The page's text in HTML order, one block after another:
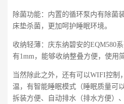
除菌功能：内置的循环泵内有除菌
床垫杀菌，更加呵护睡眠环境。
收纳轻薄：庆东纳碧安的EQM580
有1mm，能够收纳整叠方便，使用
当然除此之外，还有可以WIFI控制
温，有智能睡眠模式（睡眠质量可
拆装方便、自动排水（排水方便）